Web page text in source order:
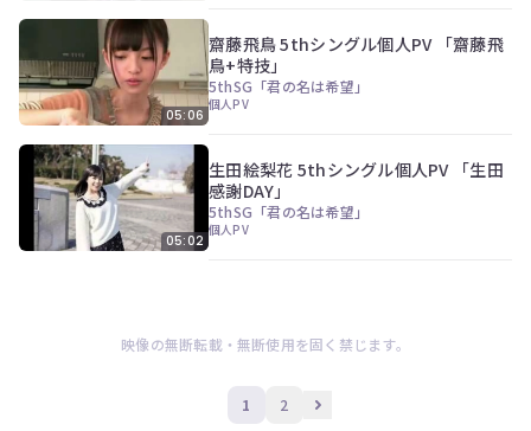
05:06
齋藤飛鳥 5thシングル個人PV 「齋藤飛
鳥+特技」
5thSG「君の名は希望」
個人PV
05:02
生田絵梨花 5thシングル個人PV 「生田
感謝DAY」
5thSG「君の名は希望」
個人PV
映像の無断転載・無断使用を固く禁じます。
1 2